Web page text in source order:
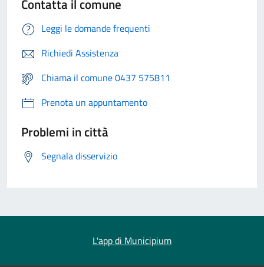
Contatta il comune
Leggi le domande frequenti
Richiedi Assistenza
Chiama il comune 0437 575811
Prenota un appuntamento
Problemi in città
Segnala disservizio
L'app di Municipium